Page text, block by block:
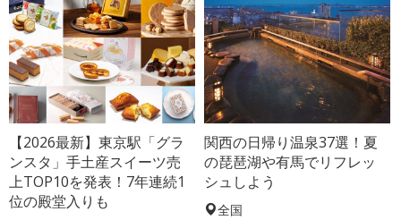
【2026最新】東京駅「グラ
ンスタ」手土産スイーツ売
上TOP10を発表！7年連続1
位の殿堂入りも
関西の日帰り温泉37選！夏
の琵琶湖や有馬でリフレッ
シュしよう
全国